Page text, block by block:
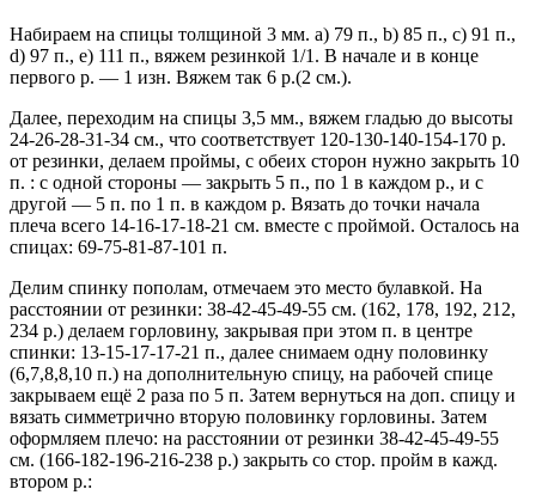
Набираем на спицы толщиной 3 мм. a) 79 п., b) 85 п., c) 91 п.,
d) 97 п., e) 111 п., вяжем резинкой 1/1. В начале и в конце
первого р. — 1 изн. Вяжем так 6 р.(2 см.).
Далее, переходим на спицы 3,5 мм., вяжем гладью до высоты
24-26-28-31-34 см., что соответствует 120-130-140-154-170 р.
от резинки, делаем проймы, с обеих сторон нужно закрыть 10
п. : с одной стороны — закрыть 5 п., по 1 в каждом р., и с
другой — 5 п. по 1 п. в каждом р. Вязать до точки начала
плеча всего 14-16-17-18-21 см. вместе с проймой. Осталось на
спицах: 69-75-81-87-101 п.
Делим спинку пополам, отмечаем это место булавкой. На
расстоянии от резинки: 38-42-45-49-55 см. (162, 178, 192, 212,
234 р.) делаем горловину, закрывая при этом п. в центре
спинки: 13-15-17-17-21 п., далее снимаем одну половинку
(6,7,8,8,10 п.) на дополнительную спицу, на рабочей спице
закрываем ещё 2 раза по 5 п. Затем вернуться на доп. спицу и
вязать симметрично вторую половинку горловины. Затем
оформляем плечо: на расстоянии от резинки 38-42-45-49-55
см. (166-182-196-216-238 р.) закрыть со стор. пройм в кажд.
втором р.: